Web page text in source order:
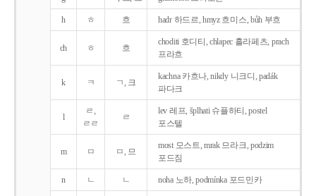
h ㅎ 흐 hadr 하드르, hmyz 흐미스, bůh 부흐
ch ㅎ 흐
choditi 호디티, chlapec 흘라페츠, prach
프라흐
k ㅋ ㄱ, 크
kachna 카흐나, nikdy 니크디, padák
파다크
l
ㄹ,
ㄹㄹ
ㄹ
lev 레프, šplhati 슈플하티, postel
포스텔
m ㅁ ㅁ, 므
most 모스트, mrak 므라크, podzim
포드짐
n ㄴ ㄴ noha 노하, podmínka 포드민카